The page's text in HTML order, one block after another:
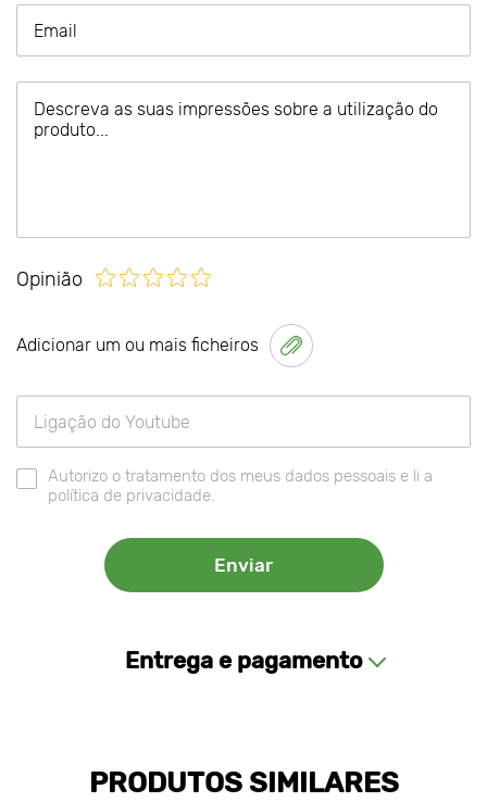
Opinião
Adicionar um ou mais ficheiros
Autorizo o tratamento dos meus dados pessoais e li a
política de privacidade.
Entrega e pagamento
PRODUTOS SIMILARES